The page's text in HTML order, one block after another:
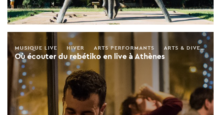
Où écouter du rebétiko en live à Athènes
MUSIQUE LIVE HIVER ARTS PERFORMANTS ARTS & DIVERTISSEMENT